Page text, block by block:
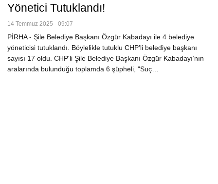
Yönetici Tutuklandı!
14 Temmuz 2025 - 09:07
PİRHA - Şile Belediye Başkanı Özgür Kabadayı ile 4 belediye
yöneticisi tutuklandı. Böylelikle tutuklu CHP'li belediye başkanı
sayısı 17 oldu. CHP'li Şile Belediye Başkanı Özgür Kabadayı’nın
aralarında bulunduğu toplamda 6 şüpheli, "Suç…